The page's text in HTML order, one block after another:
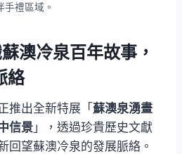
手禮區域。
澳冷泉百年故事，
絡
推出全新特展「蘇澳泉湧畫
信景 」，透過珍貴歷史文獻
回望蘇澳冷泉的發展脈絡。